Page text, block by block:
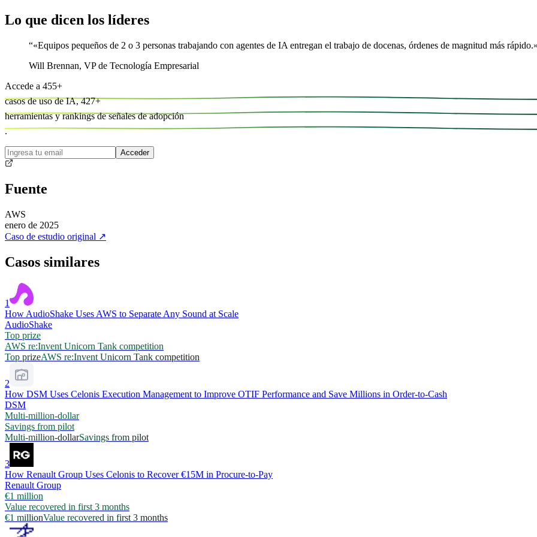
Lo que dicen los líderes
“«Equipos pequeños de 2 o 3 personas trabajando con agentes de IA entregan el trabajo de docenas, órdenes de magnitud más
Will Brennan, VP de Tecnología Empresarial
Accede a 455+
casos de uso de IA, 427+
herramientas y rankings de señales de adopción
.
Acceder
Fuente
AWS
enero de 2025
Caso de estudio original ↗
Casos similares
1
How AudioShake Uses AWS to Separate Any Sound at Scale
AudioShake
Top prize
AWS re:Invent Unicorn Tank competition
Top prizeAWS re:Invent Unicorn Tank competition
2
How DSM Uses Celonis Execution Management to Improve OTIF Performance and Save Millions in Order-to-Cash
DSM
Multi-million-dollar
Savings from pilot
Multi-million-dollarSavings from pilot
3
How Renault Group Uses Celonis to Recover €15M in Procure-to-Pay
Renault Group
€1 million
Value recovered in first 3 months
€1 millionValue recovered in first 3 months